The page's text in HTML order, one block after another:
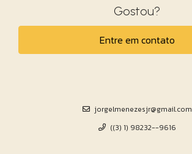
Gostou?
Entre em contato
jorgelmenezesjr@gmail.com
((3) 1) 98232--9616